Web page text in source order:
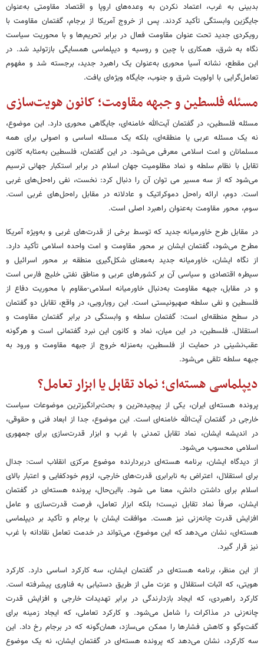
بدبینی به غرب، اعتماد نکردن به وعده‌های اروپا و اقتصاد مقاومتی به‌عنوان
جایگزین وابستگی تأکید کردند. پس از خروج آمریکا از برجام، گفتمان مقاومت با
رویکردی جدید تحت عنوان مقاومت فعال در برابر تحریم‌ها و با محوریت سیاست
نگاه به شرق، همکاری با چین و روسیه و دیپلماسی همسایگی بازتولید شد. در
این مقطع، نشانه آسیا محوری به‌عنوان یک راهبرد جدید، برجسته شد و مفهوم
تعامل‌گرایی با اولویت شرق و جنوب، جایگاه ویژه‌ای یافت.
مسئله فلسطین و جبهه مقاومت؛ کانون هویت‌سازی
مسئله فلسطین، در گفتمان آیت‌الله خامنه‌ای، جایگاهی محوری دارد. این موضوع،
نه یک مسئله عربی یا منطقه‌ای، بلکه یک مسئله اساسی و اصولی برای همه
مسلمانان و امت اسلامی معرفی می‌شود. در این گفتمان، فلسطین به‌مثابه کانون
تقابل با نظام سلطه و نماد مظلومیت جهان اسلام در برابر استکبار جهانی ترسیم
می‌شود که از سه مسیر می توان آن را دنبال کرد: نخست، نفی راه‌حل‌های غربی
است. دوم، ارائه راه‌حل دموکراتیک و عادلانه در مقابل راه‌حل‌های غربی است.
سوم، محور مقاومت به‌عنوان راهبرد اصلی است.
در مقابل طرح خاورمیانه جدید که توسط برخی از قدرت‌های غربی و به‌ویژه آمریکا
مطرح می‌شود، گفتمان ایشان بر محور مقاومت و امت واحده اسلامی تأکید دارد.
از نگاه ایشان، خاورمیانه جدید به‌معنای شکل‌گیری منطقه بر محور اسرائیل و
سیطره اقتصادی و سیاسی آن بر کشورهای عربی و مناطق نفتی خلیج فارس است
و در مقابل، جبهه مقاومت به‌دنبال خاورمیانه اسلامی-مقاوم با محوریت دفاع از
فلسطین و نفی سلطه صهیونیستی است. این رویارویی، در واقع، تقابل دو گفتمان
در سطح منطقه‌ای است: گفتمان سلطه و وابستگی در برابر گفتمان مقاومت و
استقلال. فلسطین، در این میان، نماد و کانون این نبرد گفتمانی است و هرگونه
عقب‌نشینی در حمایت از فلسطین، به‌منزله خروج از جبهه مقاومت و ورود به
جبهه سلطه تلقی می‌شود.
دیپلماسی هسته‌ای؛ نماد تقابل یا ابزار تعامل؟
پرونده هسته‌ای ایران، یکی از پیچیده‌ترین و بحث‌برانگیزترین موضوعات سیاست
خارجی در گفتمان آیت‌الله خامنه‌ای است. این موضوع، جدا از ابعاد فنی و حقوقی،
در اندیشه ایشان، نماد تقابل تمدنی با غرب و ابزار قدرت‌سازی برای جمهوری
اسلامی محسوب می‌شود.
از دیدگاه ایشان، برنامه هسته‌ای دربردارنده موضوع مرکزی انقلاب است: جدال
برای استقلال، اعتراض به نابرابری قدرت‌های خارجی، لزوم خودکفایی و اعتبار بالای
اسلام برای داشتن دانش، معنا می شود. بااین‌حال، پرونده هسته‌ای در گفتمان
ایشان، صرفاً نماد تقابل نیست؛ بلکه ابزار تعامل، فرصت قدرت‌سازی و عامل
افزایش قدرت چانه‌زنی نیز هست. موافقت ایشان با برجام و تأکید بر دیپلماسی
هسته‌ای، نشان می‌دهد که این موضوع، می‌تواند در خدمت تعامل نقادانه با غرب
نیز قرار گیرد.
از این منظر، برنامه هسته‌ای در گفتمان ایشان، سه کارکرد اساسی دارد. کارکرد
هویتی، که اثبات استقلال و عزت ملی از طریق دستیابی به فناوری پیشرفته است.
کارکرد راهبردی، که ایجاد بازدارندگی در برابر تهدیدات خارجی و افزایش قدرت
چانه‌زنی در مذاکرات را شامل می‌شود. و کارکرد تعاملی، که ایجاد زمینه برای
گفت‌وگو و کاهش فشارها را ممکن می‌سازد، همان‌گونه که در برجام رخ داد. این
سه کارکرد، نشان می‌دهد که پرونده هسته‌ای در گفتمان ایشان، نه یک موضوع